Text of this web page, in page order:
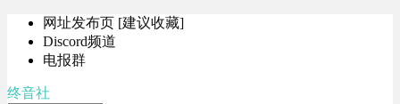
网址发布页 [建议收藏]
Discord频道
电报群
终音社